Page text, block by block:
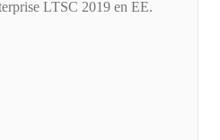
LTSC 2019 en EE.